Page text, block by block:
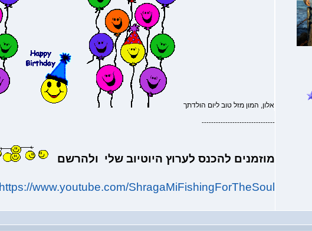
אלון, המון מזל טוב ליום הולדתך
-------------------------------
מוזמנים להכנס לערוץ היוטיוב שלי ולהרשם
https://www.youtube.com/ShragaMiFishingForTheSoul